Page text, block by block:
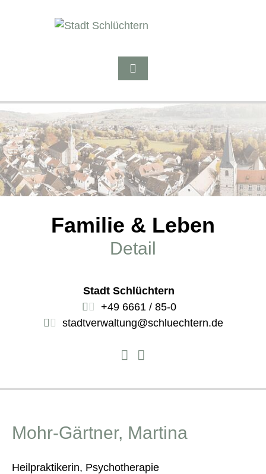
Familie & Leben
Detail
Stadt Schlüchtern
+49 6661 / 85-0
stadtverwaltung@schluechtern.de
Mohr-Gärtner, Martina
Heilpraktikerin, Psychotherapie